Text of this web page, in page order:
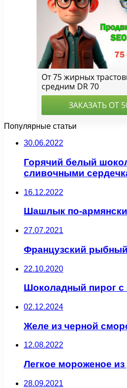
Популярные статьи
30.06.2022
Горячий белый
сливочными
16.12.2022
Шашлык по-
27.07.2021
Французский
22.10.2020
Шоколадный пирог с
02.12.2024
Желе из черной
12.08.2022
Легкое мороженое из
28.09.2021